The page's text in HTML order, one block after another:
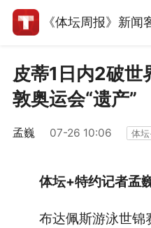
《体坛周报》新闻
皮蒂1日内2破世
敦奥运会“遗产”
孟巍 07-26 10:06 体
体坛+特约记者孟
布达佩斯游泳世锦